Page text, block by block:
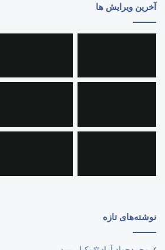
آخرین ویرایش ها
نوشته‌های تازه